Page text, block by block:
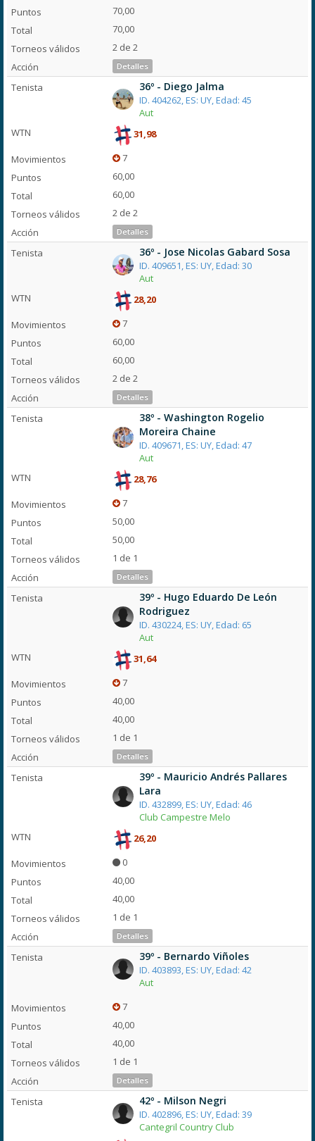
70,00
70,00
2 de 2
Detalles
36º - Diego Jalma
ID. 404262, ES: UY, Edad: 45
Aut
31,98
7
60,00
60,00
2 de 2
Detalles
36º - Jose Nicolas Gabard Sosa
ID. 409651, ES: UY, Edad: 30
Aut
28,20
7
60,00
60,00
2 de 2
Detalles
38º - Washington Rogelio
Moreira Chaine
ID. 409671, ES: UY, Edad: 47
Aut
28,76
7
50,00
50,00
1 de 1
Detalles
39º - Hugo Eduardo De León
Rodriguez
ID. 430224, ES: UY, Edad: 65
Aut
31,64
7
40,00
40,00
1 de 1
Detalles
39º - Mauricio Andrés Pallares
Lara
ID. 432899, ES: UY, Edad: 46
Club Campestre Melo
26,20
0
40,00
40,00
1 de 1
Detalles
39º - Bernardo Viñoles
ID. 403893, ES: UY, Edad: 42
Aut
7
40,00
40,00
1 de 1
Detalles
42º - Milson Negri
ID. 402896, ES: UY, Edad: 39
Cantegril Country Club